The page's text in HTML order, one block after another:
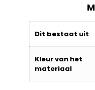
Dit bestaat uit
Kleur van het
materiaal